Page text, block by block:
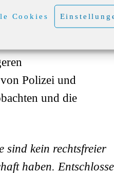
Cookies
Nancy Faeser,
Polizei und
und die
sind kein rechtsfreier
haben.